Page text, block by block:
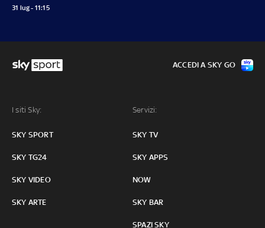
31 lug - 11:15
I siti Sky:
SKY SPORT
SKY TG24
SKY VIDEO
SKY ARTE
Servizi:
SKY TV
SKY APPS
NOW
SKY BAR
SPAZI SKY
ACCEDI A SKY GO